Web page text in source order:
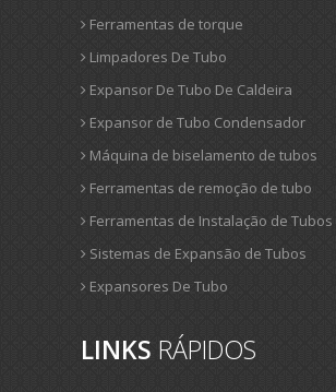
Ferramentas de torque
Limpadores De Tubo
Expansor De Tubo De Caldeira
Expansor de Tubo Condensador
Máquina de biselamento de tubos
Ferramentas de remoção de tubo
Ferramentas de Instalação de Tubos
Sistemas de Expansão de Tubos
Expansores De Tubo
LINKS RÁPIDOS